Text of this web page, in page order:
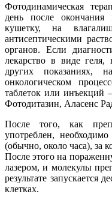
Фотодинамическая
день после
кушетку, на
антисептическими
органов. Если
лекарство в виде
других показаниях,
онкологическом
таблеток или инъекций
Фотодитазин, Аласенс
После того, как
употреблен,
(обычно, около часа), за
После этого на
лазером, и молекулы
результате запускается
клетках.